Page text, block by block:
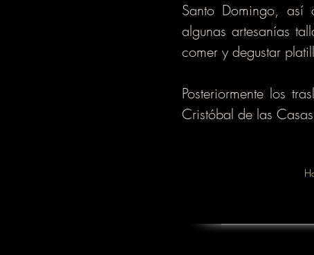
Santo Domingo,
algunas artesanías
comer y degustar
Posteriormente los
Cristóbal de las